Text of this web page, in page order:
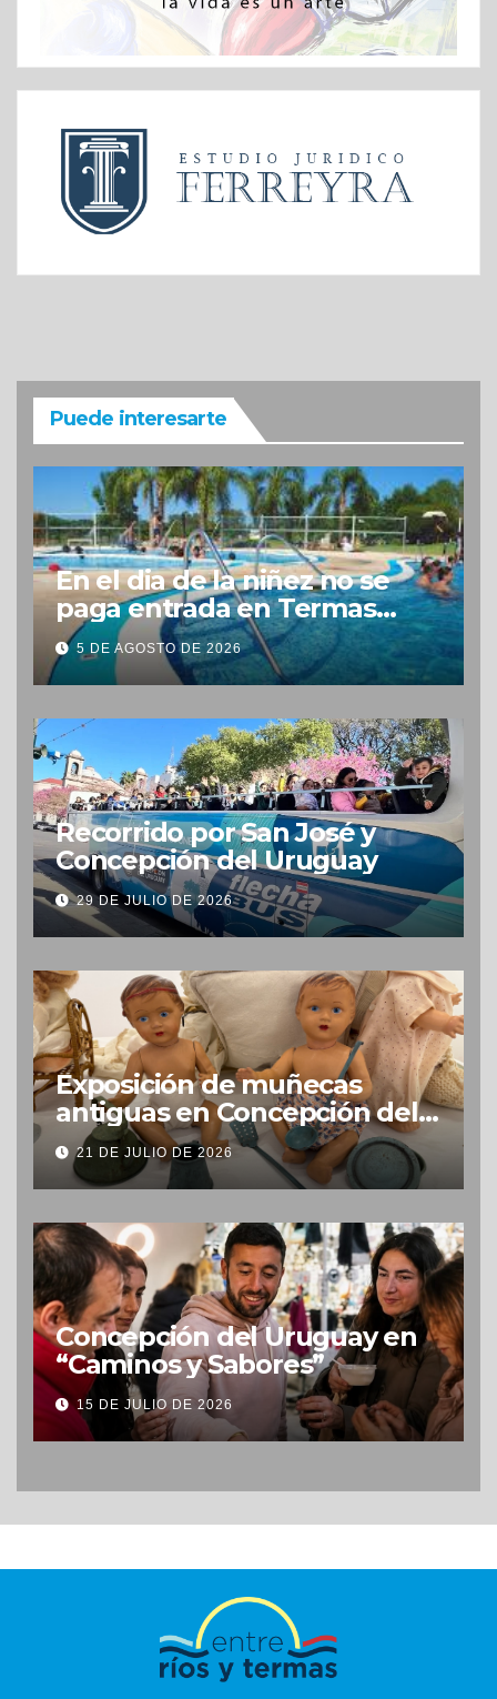
Puede interesarte
En el dia de la niñez no se
paga entrada en Termas
Concepción
5 DE AGOSTO DE 2026
Recorrido por San José y
Concepción del Uruguay
29 DE JULIO DE 2026
Exposición de muñecas
antiguas en Concepción del
Uruguay
21 DE JULIO DE 2026
Concepción del Uruguay en
“Caminos y Sabores”
15 DE JULIO DE 2026